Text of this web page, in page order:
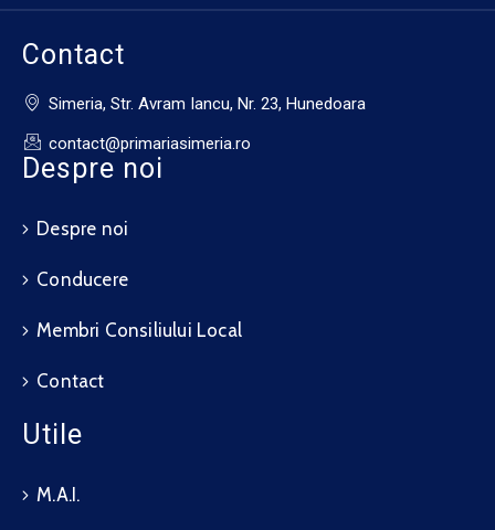
Contact
Simeria, Str. Avram Iancu, Nr. 23, Hunedoara
contact@primariasimeria.ro
Despre noi
Despre noi
Conducere
Membri Consiliului Local
Contact
Utile
M.A.I.